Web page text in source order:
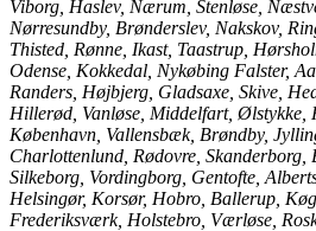
Viborg, Haslev, Nærum, Stenløse,
Nørresundby, Brønderslev, Nakskov,
Thisted, Rønne, Ikast, Taastrup,
Odense, Kokkedal, Nykøbing Falster,
Randers, Højbjerg, Gladsaxe, Skive,
Hillerød, Vanløse, Middelfart, Ølstykke,
København, Vallensbæk, Brøndby,
Charlottenlund, Rødovre, Skanderborg,
Silkeborg, Vordingborg, Gentofte,
Helsingør, Korsør, Hobro, Ballerup,
Frederiksværk, Holstebro, Værløse,